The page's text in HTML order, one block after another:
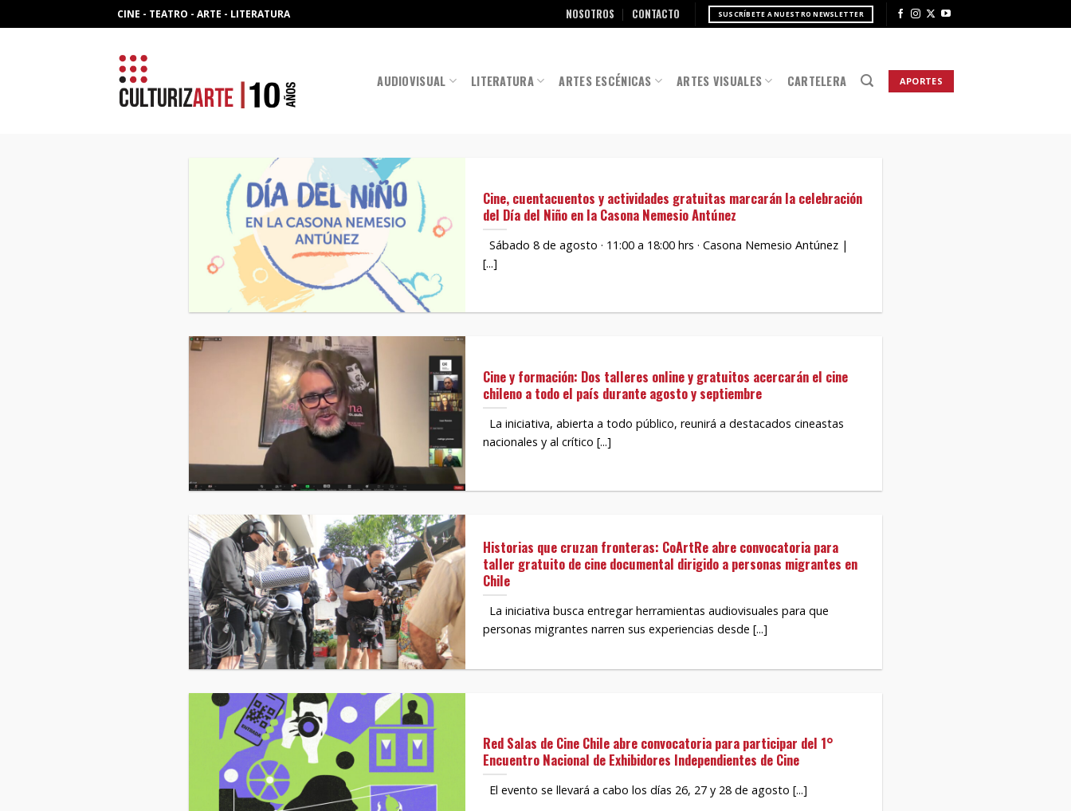
to
CINE - TEATRO - ARTE - LITERATURA NOSOTROS CONTACTO SUSCRÍBETE A NUESTRO NEWSLETTER
AUDIOVISUAL LITERATURA ARTES ESCÉNICAS ARTES VISUALES CARTELERA APORTES
Cine, cuentacuentos y actividades gratuitas marcarán la celebración
del Día del Niño en la Casona Nemesio Antúnez
Sábado 8 de agosto · 11:00 a 18:00 hrs · Casona Nemesio Antúnez |
[...]
Cine y formación: Dos talleres online y gratuitos acercarán el cine
chileno a todo el país durante agosto y septiembre
La iniciativa, abierta a todo público, reunirá a destacados cineastas
nacionales y al crítico [...]
Historias que cruzan fronteras: CoArtRe abre convocatoria para
taller gratuito de cine documental dirigido a personas migrantes en
Chile
La iniciativa busca entregar herramientas audiovisuales para que
personas migrantes narren sus experiencias desde [...]
Red Salas de Cine Chile abre convocatoria para participar del 1°
Encuentro Nacional de Exhibidores Independientes de Cine
El evento se llevará a cabo los días 26, 27 y 28 de agosto [...]